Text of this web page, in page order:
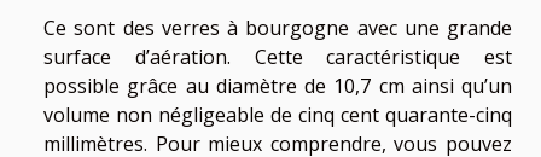
Ce sont des verres à bourgogne avec une grande
surface d’aération. Cette caractéristique est
possible grâce au diamètre de 10,7 cm ainsi qu’un
volume non négligeable de cinq cent quarante-cinq
millimètres. Pour mieux comprendre, vous pouvez